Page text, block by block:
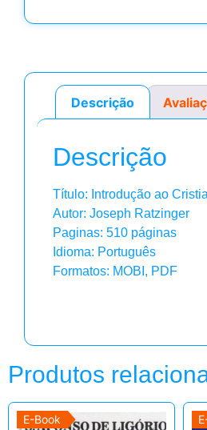
Descrição
Descrição
Título: Introdução ao
Autor: Joseph Ratzinger
Paginas: 510 páginas
Idioma: Português
Formatos: MOBI, PDF
Produtos
E-Book